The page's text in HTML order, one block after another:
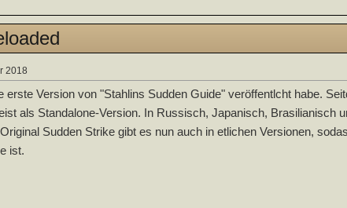
2018
Version von "Stahlins Sudden Guide" veröffentlcht habe.
als Standalone-Version. In Russisch, Japanisch, Brasilianisch
Sudden Strike gibt es nun auch in etlichen Versionen,
ist.